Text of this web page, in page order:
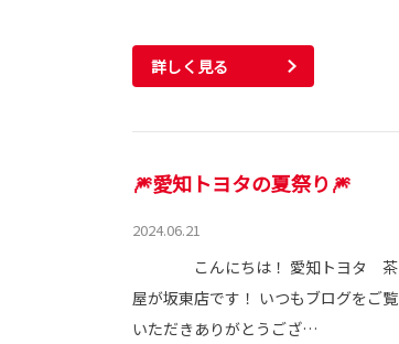
詳しく見る
🎆愛知トヨタの夏祭り🎆
2024.06.21
こんにちは！ 愛知トヨタ 茶
屋が坂東店です！ いつもブログをご覧
いただきありがとうござ…